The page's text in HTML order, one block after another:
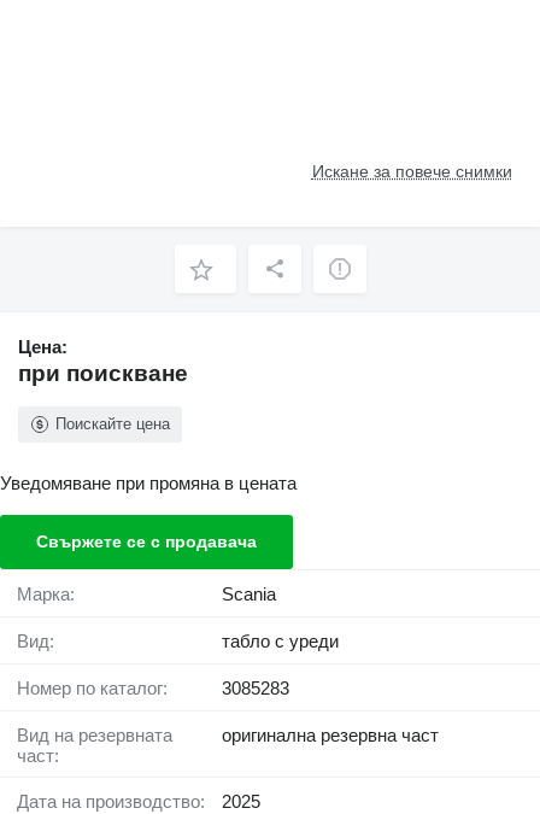
Искане за повече снимки
Цена:
при поискване
Поискайте цена
Уведомяване при промяна в цената
Свържете се с продавача
Марка: Scania
Вид: табло с уреди
Номер по каталог: 3085283
Вид на резервната
част:
оригинална резервна част
Дата на производство: 2025